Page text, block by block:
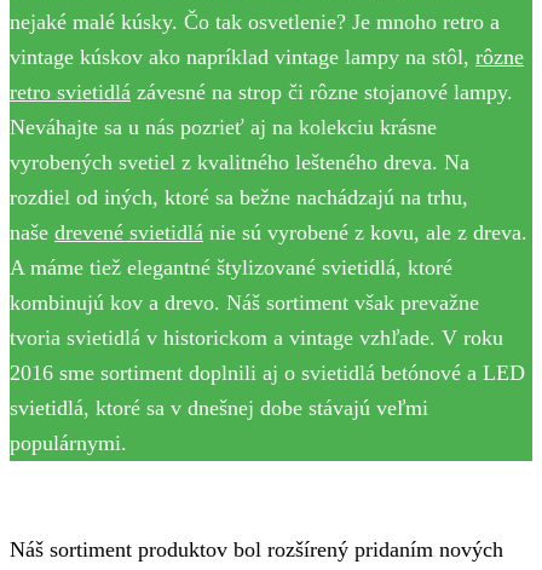
nejaké malé kúsky. Čo tak osvetlenie? Je mnoho retro a
vintage kúskov ako napríklad vintage lampy na stôl, rôzne
retro svietidlá závesné na strop či rôzne stojanové lampy.
Neváhajte sa u nás pozrieť aj na kolekciu krásne
vyrobených svetiel z kvalitného lešteného dreva. Na
rozdiel od iných, ktoré sa bežne nachádzajú na trhu,
naše drevené svietidlá nie sú vyrobené z kovu, ale z dreva.
A máme tiež elegantné štylizované svietidlá, ktoré
kombinujú kov a drevo. Náš sortiment však prevažne
tvoria svietidlá v historickom a vintage vzhľade. V roku
2016 sme sortiment doplnili aj o svietidlá betónové a LED
svietidlá, ktoré sa v dnešnej dobe stávajú veľmi
populárnymi.
Náš sortiment produktov bol rozšírený pridaním nových